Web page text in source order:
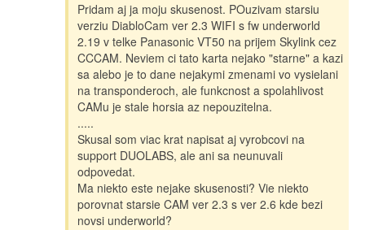
Pridam aj ja moju skusenost. POuzivam starsiu
verziu DiabloCam ver 2.3 WIFI s fw underworld
2.19 v telke Panasonic VT50 na prijem Skylink cez
CCCAM. Neviem ci tato karta nejako "starne" a kazi
sa alebo je to dane nejakymi zmenami vo vysielani
na transponderoch, ale funkcnost a spolahlivost
CAMu je stale horsia az nepouzitelna.
.....
Skusal som viac krat napisat aj vyrobcovi na
support DUOLABS, ale ani sa neunuvali
odpovedat.
Ma niekto este nejake skusenosti? Vie niekto
porovnat starsie CAM ver 2.3 s ver 2.6 kde bezi
novsi underworld?